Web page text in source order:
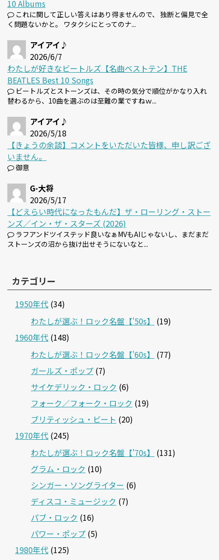
10 Albums
これに関して正しい答えはあり得ませんので、 独断と偏見で全
く問題ないかと。 ワタクシにとってのナ...
アイアイ♪
2026/6/7
わたしが好きなビートルズ【名曲ベストテン】THE
BEATLES Best 10 Songs
ビートルズとストーンズは、その時の気分で順位がかなり入れ
替わるから、10曲を選ぶのは至難の業ですねｗ...
アイアイ♪
2026/5/18
【きょうの余談】コメントをいただいた皆様、申し訳ござ
いません。
御意
G-大将
2026/5/17
【どえらい時代になったもんだ】ザ・ローリング・ストー
ンズ／イン・ザ・スターズ (2026)
ラフアンドツイステッド良いなぁMVもAIじゃないし、まだまだ
ストーンズの沼から抜け出せそうにないなと...
カテゴリー
1950年代 (34)
わたしが選ぶ！ロック名盤【'50s】
(19)
1960年代 (148)
わたしが選ぶ！ロック名盤【'60s】
(77)
ガールズ・ポップ (7)
サイケデリック・ロック (6)
フォーク／フォーク・ロック (19)
ブリティッシュ・ビート (20)
1970年代 (245)
わたしが選ぶ！ロック名盤【'70s】
(131)
グラム・ロック (10)
シンガー・ソングライター (6)
ディスコ・ミュージック (7)
パブ・ロック (16)
パワー・ポップ (5)
1980年代 (125)